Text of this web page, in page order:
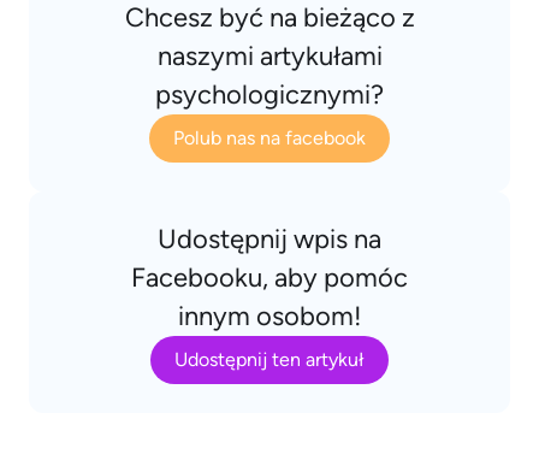
Chcesz być na bieżąco z
naszymi artykułami
psychologicznymi?
Polub nas na facebook
Udostępnij wpis na
Facebooku, aby pomóc
innym osobom!
Udostępnij ten artykuł